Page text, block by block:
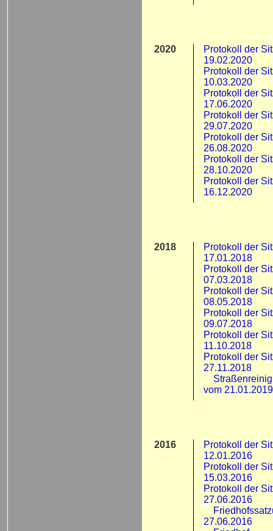
2020
Protokoll der
19.02.2020
Protokoll der
10.03.2020
Protokoll der
17.06.2020
Protokoll der
29.07.2020
Protokoll der
26.08.2020
Protokoll der
28.10.2020
Protokoll der
16.12.2020
2018
Protokoll der
17.01.2018
Protokoll der
07.03.2018
Protokoll der
08.05.2018
Protokoll der
09.07.2018
Protokoll der
11.10.2018
Protokoll der
27.11.2018
vom 21.01.2019
2016
Protokoll der
12.01.2016
Protokoll der
15.03.2016
Protokoll der
27.06.2016
27.06.2016